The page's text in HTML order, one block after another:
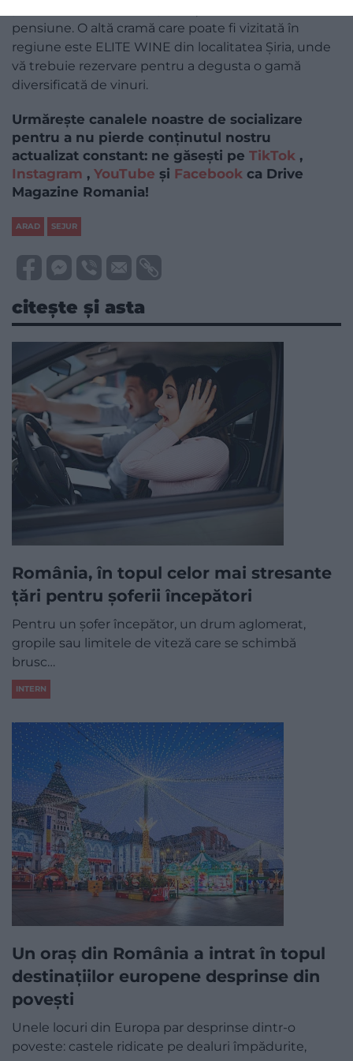
pensiune. O altă cramă care poate fi vizitată în
regiune este ELITE WINE din localitatea Şiria, unde
vă trebuie rezervare pentru a degusta o gamă
diversificată de vinuri.
Urmărește canalele noastre de socializare
pentru a nu pierde conținutul nostru
actualizat constant: ne găsești pe TikTok ,
Instagram , YouTube și Facebook ca Drive
Magazine Romania!
ARAD SEJUR
citește și asta
România, în topul celor mai stresante
țări pentru șoferii începători
Pentru un șofer începător, un drum aglomerat,
gropile sau limitele de viteză care se schimbă
brusc…
INTERN
Un oraș din România a intrat în topul
destinațiilor europene desprinse din
povești
Unele locuri din Europa par desprinse dintr-o
poveste: castele ridicate pe dealuri împădurite,